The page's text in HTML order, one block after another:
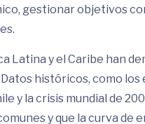
gestionar objetivos
Latina y el Caribe han
históricos, como los
y la crisis mundial de
y que la curva de